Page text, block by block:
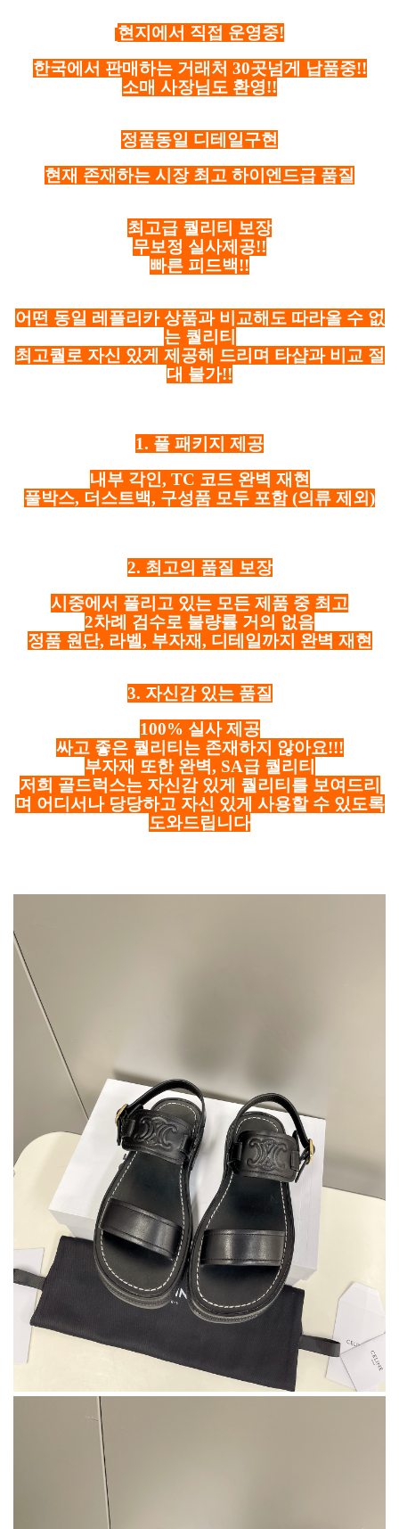
현지에서 직접 운영중!
한국에서 판매하는 거래처 30곳넘게 납품중!!
소매 사장님도 환영!!
정품동일 디테일구현
현재 존재하는 시장 최고 하이엔드급 품질
최고급 퀄리티 보장
무보정 실사제공!!
빠른 피드백!!
어떤 동일 레플리카 상품과 비교해도 따라올 수 없
는 퀄리티
최고퀄로 자신 있게 제공해 드리며 타샵과 비교 절
대 불가!!
1. 풀 패키지 제공
내부 각인, TC 코드 완벽 재현
풀박스, 더스트백, 구성품 모두 포함 (의류 제외)
2. 최고의 품질 보장
시중에서 풀리고 있는 모든 제품 중 최고
2차례 검수로 불량률 거의 없음
정품 원단, 라벨, 부자재, 디테일까지 완벽 재현
3. 자신감 있는 품질
100% 실사 제공
싸고 좋은 퀄리티는 존재하지 않아요!!!
부자재 또한 완벽, SA급 퀄리티
저희 골드럭스는 자신감 있게 퀄리티를 보여드리
며 어디서나 당당하고 자신 있게 사용할 수 있도록
도와드립니다